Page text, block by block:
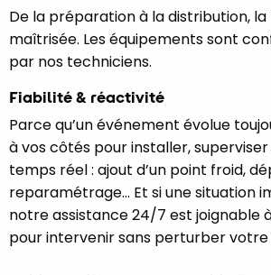
De la préparation à la distribution,
maîtrisée. Les équipements sont
par nos techniciens.
Fiabilité & réactivité
Parce qu’un événement évolue
à vos côtés pour installer,
temps réel : ajout d’un point froid,
reparamétrage… Et si une situation
notre assistance 24/7 est joignable
pour intervenir sans perturber votre